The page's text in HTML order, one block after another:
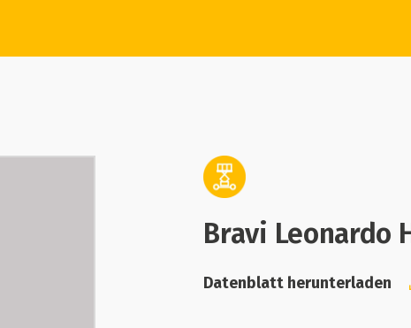
Bravi Leonardo
Datenblatt herunterladen